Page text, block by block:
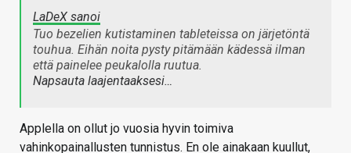
LaDeX sanoi
Tuo bezelien kutistaminen tableteissa on järjetöntä
touhua. Eihän noita pysty pitämään kädessä ilman
että painelee peukalolla ruutua.
Napsauta laajentaaksesi…
Applella on ollut jo vuosia hyvin toimiva
vahinkopainallusten tunnistus. En ole ainakaan kuullut,